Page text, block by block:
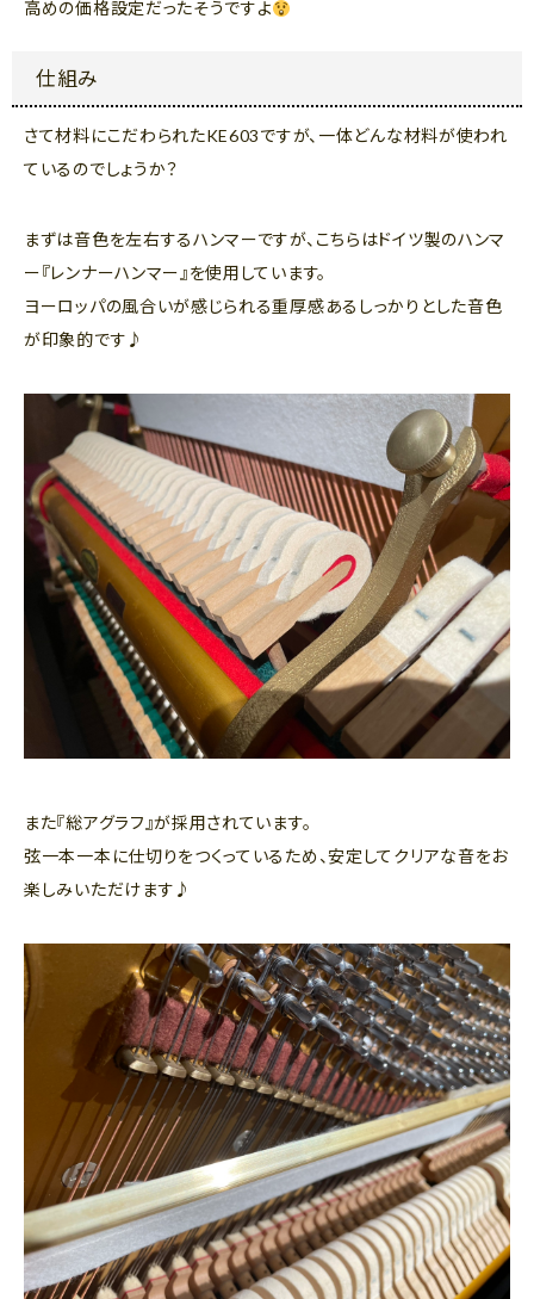
高めの価格設定だったそうですよ
仕組み
さて材料にこだわられたKE603ですが、一体どんな材料が使われ
ているのでしょうか？
まずは音色を左右するハンマーですが、こちらはドイツ製のハンマ
ー『レンナーハンマー』を使用しています。
ヨーロッパの風合いが感じられる重厚感あるしっかりとした音色
が印象的です♪
また『総アグラフ』が採用されています。
弦一本一本に仕切りをつくっているため、安定してクリアな音をお
楽しみいただけます♪